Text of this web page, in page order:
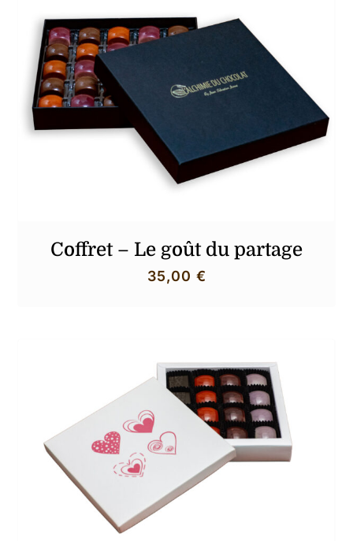
Coffret – Le goût du partage
35,00 €
Produit(s) ajouté(s) au panier !
.
Votre panier est vide.